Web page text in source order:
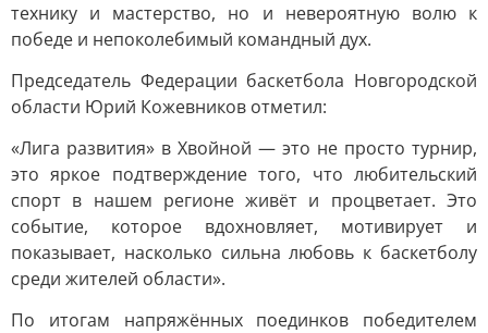
технику и мастерство, но и невероятную волю к
победе и непоколебимый командный дух.
Председатель Федерации баскетбола Новгородской
области Юрий Кожевников отметил:
«Лига развития» в Хвойной — это не просто турнир,
это яркое подтверждение того, что любительский
спорт в нашем регионе живёт и процветает. Это
событие, которое вдохновляет, мотивирует и
показывает, насколько сильна любовь к баскетболу
среди жителей области».
По итогам напряжённых поединков победителем